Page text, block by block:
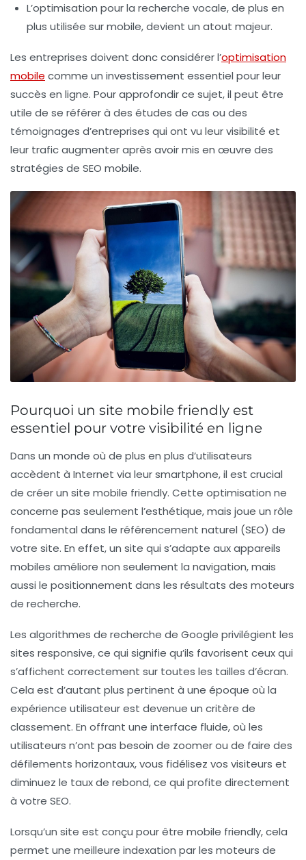
L’optimisation pour la recherche vocale, de plus en
plus utilisée sur mobile, devient un atout majeur.
Les entreprises doivent donc considérer l’optimisation
mobile comme un investissement essentiel pour leur
succès en ligne. Pour approfondir ce sujet, il peut être
utile de se référer à des études de cas ou des
témoignages d’entreprises qui ont vu leurvisibilité et
leur traficaugmenter après avoir mis en œuvre des
stratégies de SEO mobile.
Pourquoi un site mobile friendly est
essentiel pour votre visibilité en ligne
Dans un monde où de plus en plus d’utilisateurs
accèdent à Internet via leur smartphone, il est crucial
de créer un site mobile friendly. Cette optimisation ne
concerne pas seulement l’esthétique, mais joue un rôle
fondamental dans le référencement naturel (SEO) de
votre site. En effet, un site qui s’adapte aux appareils
mobiles améliore non seulement la navigation, mais
aussi le positionnement dans les résultats des moteurs
de recherche.
Les algorithmes de recherche de Google privilégient les
sites responsive, ce qui signifie qu’ils favorisent ceux qui
s’affichent correctement sur toutes les tailles d’écran.
Cela est d’autant plus pertinent à une époque où la
expérience utilisateurest devenue un critère de
classement. En offrant une interface fluide, où les
utilisateurs n’ont pas besoin de zoomer ou de faire des
défilements horizontaux, vous fidélisez vos visiteurs et
diminuez le taux de rebond, ce qui profite directement
à votre SEO.
Lorsqu’un site est conçu pour être mobile friendly, cela
permet une meilleure indexation par les moteurs de